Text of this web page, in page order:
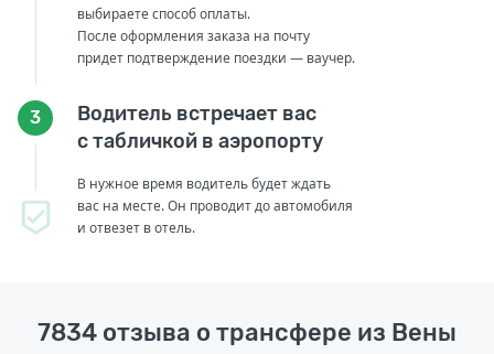
выбираете способ оплаты.
После оформления заказа на почту
придет подтверждение поездки — ваучер.
3
Водитель встречает вас
с табличкой в аэропорту
В нужное время водитель будет ждать
вас на месте. Он проводит до автомобиля
и отвезет в отель.
7834 отзыва о трансфере из Вены